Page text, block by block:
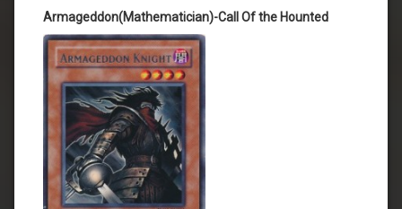
Armageddon(Mathematician)-Call Of the Hounted